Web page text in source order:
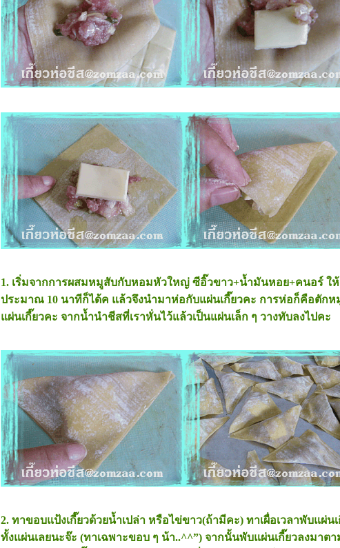
1. เริ่มจากการผสมหมูสับกับหอมหัวใหญ่ ซีอิ๊วขาว+น้ำมันหอย+คนอร์ ใ
ประมาณ 10 นาทีก็ได้ค แล้วจึงนำมาห่อกับแผ่นเกี๊ยวคะ การห่อก็คือตัก
ผ่นเกี๊ยวคะ จากน้ำนำชีสที่เราหั่นไว้แล้วเป็นแผ่นเล็ก ๆ วางทับลงไปคะ
2. ทาขอบแป้งเกี๊ยวด้วยน้ำเปล่า หรือไข่ขาว(ถ้ามีคะ) ทาเผื่อเวลาพับแผ่
ทั้งแผ่นเลยนะจ๊ะ (ทาเฉพาะขอบ ๆ น้า..^^”) จากนั้นพับแผ่นเกี๊ยวลงมาต